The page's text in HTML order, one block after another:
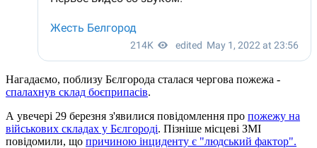
Нагадаємо, поблизу Бєлгорода сталася чергова пожежа -
спалахнув склад боєприпасів.
А увечері 29 березня з'явилися повідомлення про пожежу на
військових складах у Бєлгороді. Пізніше місцеві ЗМІ
повідомили, що причиною інциденту є "людський фактор".